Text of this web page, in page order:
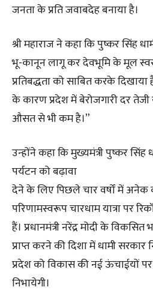
जनता के प्रति जवाबदेह बनाया है।
श्री महाराज ने कहा कि पुष्कर सिंह
भू-कानून लागू कर देवभूमि के मूल
प्रतिबद्धता को साबित करके दिखाया
के कारण प्रदेश में बेरोजगारी दर तेजी
औसत से भी कम है।”
उन्होंने कहा कि मुख्यमंत्री पुष्कर सिंह
पर्यटन को बढ़ावा
देने के लिए पिछले चार वर्षों में अनेक
परिणामस्वरूप चारधाम यात्रा पर
हैं। प्रधानमंत्री नरेंद्र मोदी के
प्राप्त करने की दिशा में धामी सरकार
प्रदेश को विकास की नई ऊंचाईयों
निभायेगी।